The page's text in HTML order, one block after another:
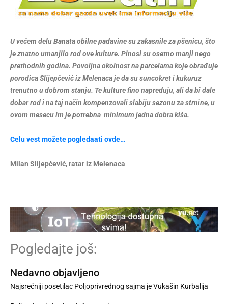
U većem delu Banata obilne padavine su zakasnile za pšenicu, što
je znatno umanjilo rod ove kulture. Pinosi su osetno manji nego
prethodnih godina. Povoljna okolnost na parcelama koje obrađuje
porodica Slijepčević iz Melenaca je da su suncokret i kukuruz
trenutno u dobrom stanju. Te kulture fino napreduju, ali da bi dale
dobar rod i na taj način kompenzovali slabiju sezonu za strnine, u
ovom mesecu im je potrebna minimum jedna dobra kiša.
Celu vest možete pogledaati ovde…
Milan Slijepčević, ratar iz Melenaca
Pogledajte još:
Nedavno objavljeno
Najsrećniji posetilac Poljoprivrednog sajma je Vukašin Kurbalija